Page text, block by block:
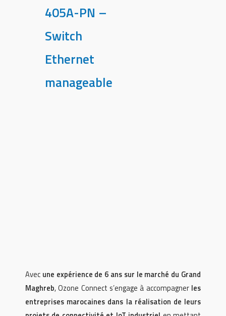
405A-PN –
Switch
Ethernet
manageable
Avec une expérience de 6 ans sur le marché du Grand
Maghreb, Ozone Connect s’engage à accompagner les
entreprises marocaines dans la réalisation de leurs